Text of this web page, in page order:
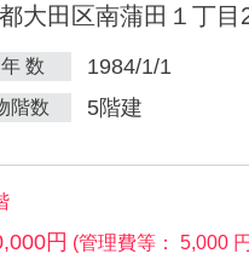
大田区南蒲田１丁目
数 1984/1/1
階数 5階建
円 (管理費等： 5,000